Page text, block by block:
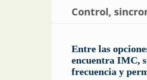
Control,
Entre las
encuentra IMC,
frecuencia y